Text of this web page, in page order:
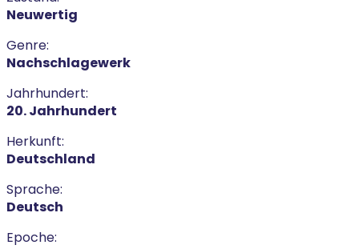
Neuwertig
Genre:
Nachschlagewerk
Jahrhundert:
20. Jahrhundert
Herkunft:
Deutschland
Sprache:
Deutsch
Epoche: